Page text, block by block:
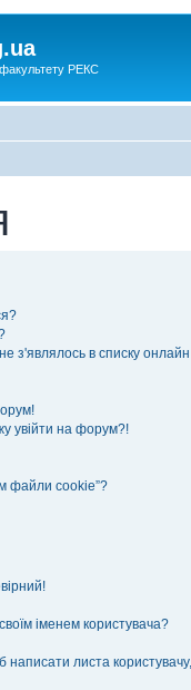
РЕКС
з'являлось в списку онлайн
увійти на форум?!
файли cookie”?
іменем користувача?
листа користувачу,